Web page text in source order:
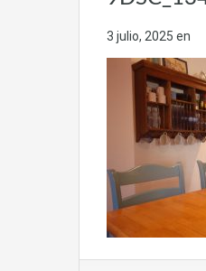
3 julio, 2025 en